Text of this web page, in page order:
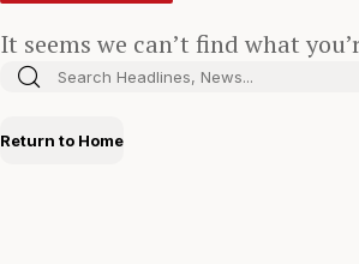
It seems we can’t find what
Return to Home